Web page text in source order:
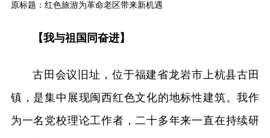
原标题：红色旅游为革命老区带来新机遇
【我与祖国同奋进】
古田会议旧址，位于福建省龙岩市上杭县古田
镇，是集中展现闽西红色文化的地标性建筑。我作
为一名党校理论工作者，二十多年来一直在持续研